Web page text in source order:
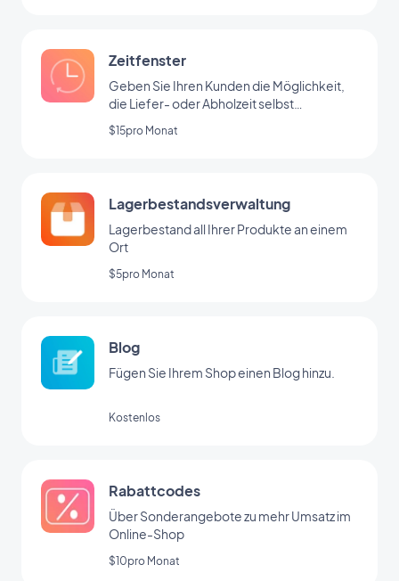
Zeitfenster
Geben Sie Ihren Kunden die Möglichkeit,
die Liefer- oder Abholzeit selbst
auszuwählen
$15pro Monat
Lagerbestandsverwaltung
Lagerbestand all Ihrer Produkte an einem
Ort
$5pro Monat
Blog
Fügen Sie Ihrem Shop einen Blog hinzu.
Kostenlos
Rabattcodes
Über Sonderangebote zu mehr Umsatz im
Online-Shop
$10pro Monat